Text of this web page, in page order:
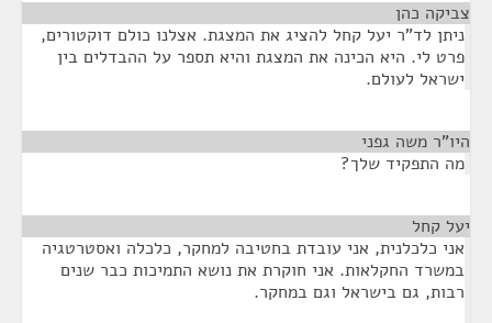
צביקה כהן
ניתן לד"ר יעל קחל להציג את המצגת. אצלנו כולם דוקטורים,
פרט לי. היא הכינה את המצגת והיא תספר על ההבדלים בין
ישראל לעולם.
היו"ר משה גפני
מה התפקיד שלך?
יעל קחל
אני כלכלנית, אני עובדת בחטיבה למחקר, כלכלה ואסטרטגיה
במשרד החקלאות. אני חוקרת את נושא התמיכות כבר שנים
רבות, גם בישראל וגם במחקר.